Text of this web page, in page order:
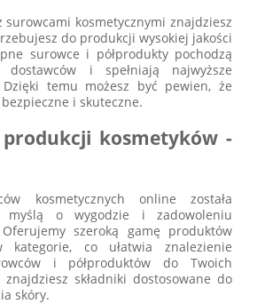
surowcami kosmetycznymi znajdziesz
do produkcji wysokiej jakości
surowce i półprodukty pochodzą
dostawców i spełniają najwyższe
temu możesz być pewien, że
i skuteczne.
kosmetyków -
kosmetycznych online została
myślą o wygodzie i zadowoleniu
szeroką gamę produktów
kategorie, co ułatwia znalezienie
i półproduktów do Twoich
składniki dostosowane do
skóry.